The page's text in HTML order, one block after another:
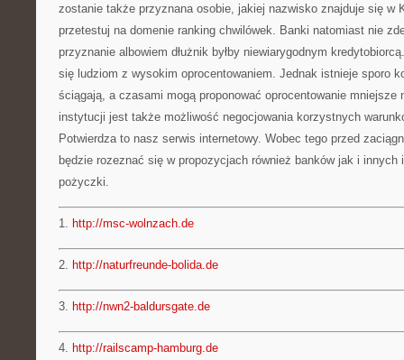
zostanie także przyznana osobie, jakiej nazwisko znajduje się w
przetestuj na domenie ranking chwilówek. Banki natomiast nie
przyznanie albowiem dłużnik byłby niewiarygodnym
się ludziom z wysokim oprocentowaniem. Jednak istnieje sporo
ściągają, a czasami mogą proponować oprocentowanie mniejsze
instytucji jest także możliwość negocjowania korzystnych
Potwierdza to nasz serwis internetowy. Wobec tego przed
będzie rozeznać się w propozycjach również banków jak i
pożyczki.
1. http://msc-wolnzach.de
2. http://naturfreunde-bolida.de
3. http://nwn2-baldursgate.de
4. http://railscamp-hamburg.de